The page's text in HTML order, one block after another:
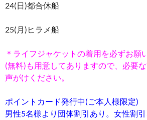
24(日)都合休船
25(月)ヒラメ船
＊ライフジャケットの着用を必ずお願
(無料)も用意してありますので、必要
声がけください。
ポイントカード発行中(ご本人様限定)
男性5名様より団体割引あり。女性割